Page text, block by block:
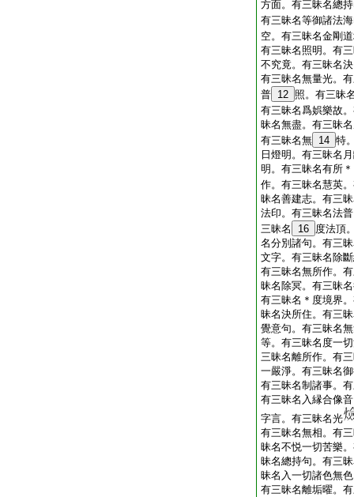
方面。有三昧名總
有三昧名等御諸法
空。有三昧名金剛
有三昧名照明。有
不究竟。有三昧名
有三昧名無量光。
普 12 照。有三昧
有三昧名爲娯樂故
昧名無盡。有三昧
有三昧名無 14 特
日燈明。有三昧名
明。有三昧名有所
作。有三昧名慧英
昧名善建志。有三
法印。有三昧名法
三昧名
16 度法頂
名分別諸句。有三
文字。有三昧名除
有三昧名無所作。
昧名除冥。有三昧
有三昧名＊度境界
昧名決所住。有三
覺意句。有三昧名
等。有三昧名度一
三昧名離所作。有
一嚴淨。有三昧名
有三昧名制諸事。
有三昧名入縁合像
字言。有三昧名光
有三昧名無相。有
昧名不悦一切苦樂
昧名總持句。有三
昧名入一切諸色無
有三昧名離垢曜。